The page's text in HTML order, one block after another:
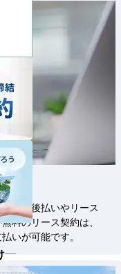
ん、後払いやリース
料のリース契約は、
いが可能です。